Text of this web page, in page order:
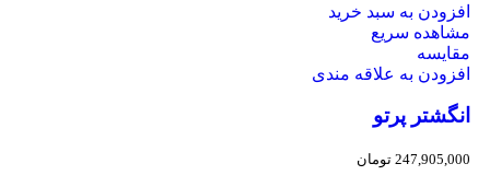
افزودن به سبد خرید
مشاهده سریع
مقایسه
افزودن به علاقه مندی
انگشتر پرتو
247,905,000 تومان